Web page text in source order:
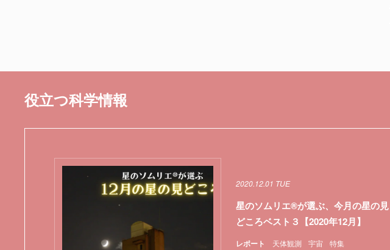
役立つ科学情報
レポート 天体観測 宇宙 特集
2020.12.01 TUE
星のソムリエ®が選ぶ、今月の星の見
どころベスト３【2020年12月】